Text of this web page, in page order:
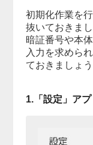
初期化作業を
抜いておきま
暗証番号や本
入力を求めら
ておきましょう
1.「設定」ア